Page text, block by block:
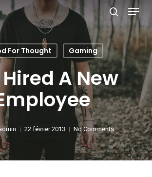
search
Menu
For Thought Gaming
A New
22 février 2013 No Comments
Close
Menu